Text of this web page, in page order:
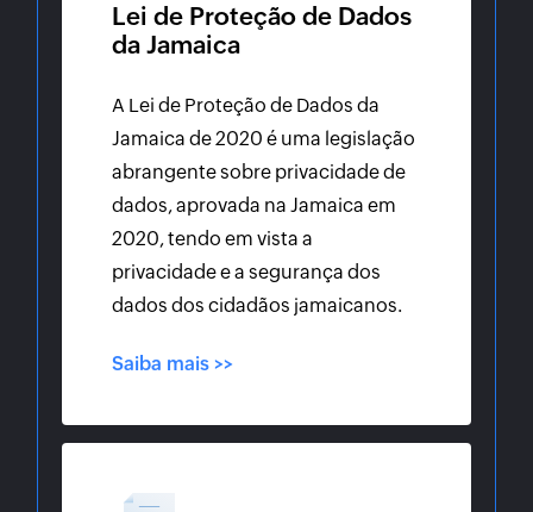
Lei de Proteção de Dados
da Jamaica
A Lei de Proteção de Dados da
Jamaica de 2020 é uma legislação
abrangente sobre privacidade de
dados, aprovada na Jamaica em
2020, tendo em vista a
privacidade e a segurança dos
dados dos cidadãos jamaicanos.
Saiba mais >>